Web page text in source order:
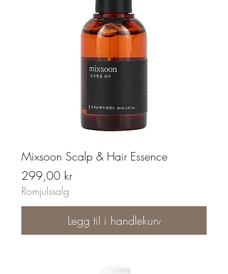
Mixsoon Scalp & Hair Essence
Pris
299,00 kr
Romjulssalg
Legg til i handlekurv